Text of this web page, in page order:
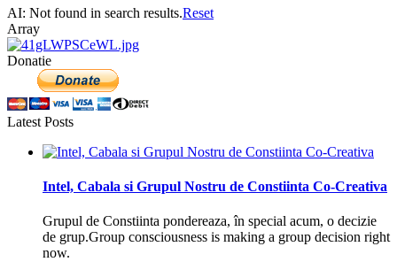
AI: Not found in search results.Reset
Array
Donatie
Latest Posts
Intel, Cabala si Grupul Nostru de Constiinta Co-Creativa
Grupul de Constiinta pondereaza, în special acum, o decizie
de grup.Group consciousness is making a group decision right
now.